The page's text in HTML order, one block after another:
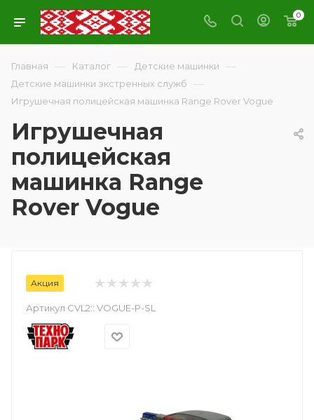
0
Главная — Каталог — Детские машинки —
Детские машинки экстренных служб —
Игрушечная полицейская машинка Range Rover Vogue
Игрушечная
полицейская
машинка Range
Rover Vogue
Акция
Артикул CVL2:: VOGUE-P-SL